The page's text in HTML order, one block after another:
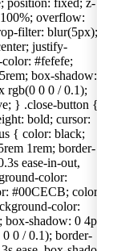
overflow:
filter: blur(5px); -
justify-
#fefefe;
box-shadow: 0
rgb(0 0 0 / 0.1);
} .close-button {
bold; cursor:
{ color: black;
1rem; border-
ease-in-out,
color:
#00CECB; color:
color:
shadow: 0 4px
0 / 0.1); border-